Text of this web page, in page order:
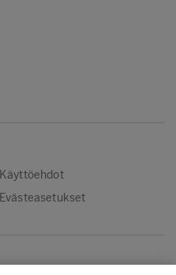
Käyttöehdot
Evästeasetukset